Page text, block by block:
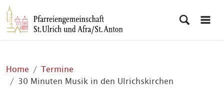
Home
Termine
30 Minuten Musik in den Ulrichskirchen